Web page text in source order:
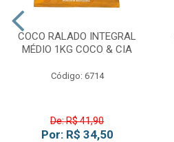
COCO RALADO INTEGRAL
MÉDIO 1KG COCO & CIA
Código: 6714
De: R$ 41,90
Por: R$ 34,50